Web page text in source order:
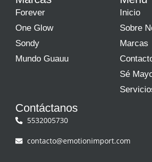
Forever
One Glow
Sondy
Mundo Guauu
Inicio
Sobre
Marcas
Sé
Contáctanos
5532005730
contacto@emotionimport.com